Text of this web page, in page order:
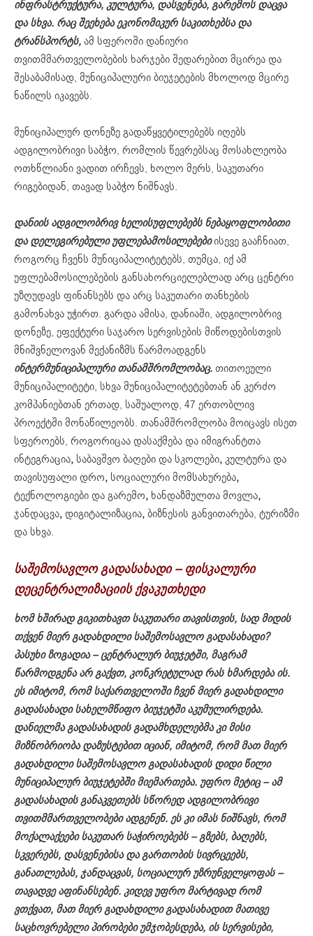
ინფრასტრუქტურა, კულტურა, დასვენება, გარემოს დაცვა
და სხვა. რაც შეეხება ეკონომიკურ საკითხებსა და
ტრანსპორტს,ამ სფეროში დანიური
თვითმმართველობების ხარჯები შედარებით მცირეა და
შესაბამისად, მუნიციპალური ბიუჯეტების მხოლოდ მცირე
ნაწილს იკავებს.
მუნიციპალურ დონეზე გადაწყვეტილებებს იღებს
ადგილობრივი საბჭო, რომლის წევრებსაც მოსახლეობა
ოთხწლიანი ვადით ირჩევს, ხოლო მერს, საკუთარი
რიგებიდან, თავად საბჭო ნიშნავს.
დანიის ადგილობრივ ხელისუფლებებს ნებაყოფლობითი
და დელეგირებული უფლებამოსილებებიისევე გააჩნიათ,
როგორც ჩვენს მუნიციპალიტეტებს, თუმცა, იქ ამ
უფლებამოსილებების განსახორციელებლად არც ცენტრი
უზღუდავს ფინანსებს და არც საკუთარი თანხების
გამონახვა უჭირთ. გარდა ამისა, დანიაში, ადგილობრივ
დონეზე, ეფექტური საჯარო სერვისების მიწოდებისთვის
მნიშვნელოვან მექანიზმს წარმოადგენს
ინტერმუნიციპალური თანამშრომლობაც.თითოეული
მუნიციპალიტეტი, სხვა მუნიციპალიტეტებთან ან კერძო
კომპანიებთან ერთად, საშუალოდ, 47 ერთობლივ
პროექტში მონაწილეობს. თანამშრომლობა მოიცავს ისეთ
სფეროებს, როგორიცაა დასაქმება და იმიგრანტთა
ინტეგრაცია, საბავშვო ბაღები და სკოლები,კულტურა და
თავისუფალი დრო, სოციალური მომსახურება,
ტექნოლოგიები და გარემო, ხანდაზმულთა მოვლა,
ჯანდაცვა,დიგიტალიზაცია,ბიზნესის განვითარება, ტურიზმი
და სხვა.
საშემოსავლო გადასახადი – ფისკალური
დეცენტრალიზაციის ქვაკუთხედი
ხომ ხშირად გიკითხავთ საკუთარი თავისთვის, სად მიდის
თქვენ მიერ გადახდილი საშემოსავლო გადასახადი?
პასუხი ზოგადია – ცენტრალურ ბიუჯეტში, მაგრამ
წარმოდგენა არ გაქვთ, კონკრეტულად რას ხმარდება ის.
ეს იმიტომ, რომ საქართველოში ჩვენ მიერ გადახდილი
გადასახადი სახელმწიფო ბიუჯეტში აკუმულირდება.
დანიელმა გადასახადის გადამხდელებმა კი მისი
მიზნობრიობა დაზუსტებით იციან, იმიტომ, რომ მათ მიერ
გადახდილი საშემოსავლო გადასახადის დიდი წილი
მუნიციპალურ ბიუჯეტებში მიემართება. უფრო მეტიც – ამ
გადასახადის განაკვეთებს სწორედ ადგილობრივი
თვითმმართველობები ადგენენ. ეს კი იმას ნიშნავს, რომ
მოქალაქეები საკუთარ საჭიროებებს – გზებს, ბაღებს,
სკვერებს, დასვენებისა და გართობის სივრცეებს,
განათლებას, ჯანდაცვას, სოციალურ უზრუნველყოფას –
თავადვე აფინანსებენ. კიდევ უფრო მარტივად რომ
ვთქვათ, მათ მიერ გადახდილი გადასახადით მათივე
საცხოვრებელი პირობები უმჯობესდება, ის სერვისები,